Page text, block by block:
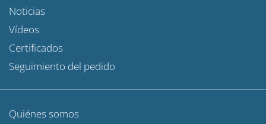
Noticias
Vídeos
Certificados
Seguimiento del pedido
Quiénes somos